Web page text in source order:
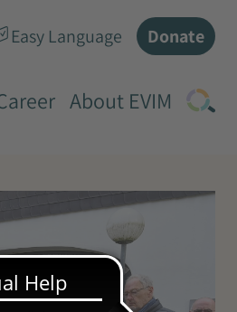
About EVIM
Easy Language Donate